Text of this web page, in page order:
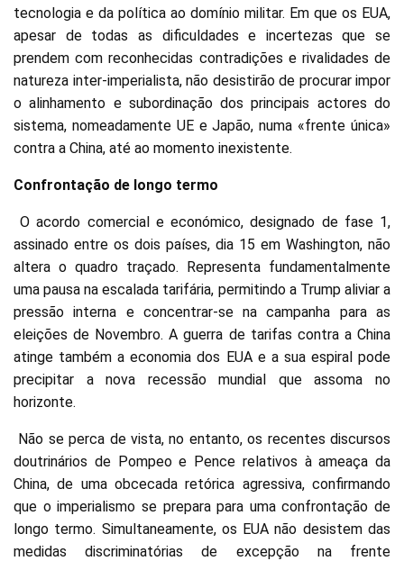
tecnologia e da política ao domínio militar. Em que os EUA,
apesar de todas as dificuldades e incertezas que se
prendem com reconhecidas contradições e rivalidades de
natureza inter-imperialista, não desistirão de procurar impor
o alinhamento e subordinação dos principais actores do
sistema, nomeadamente UE e Japão, numa «frente única»
contra a China, até ao momento inexistente.
Confrontação de longo termo
O acordo comercial e económico, designado de fase 1,
assinado entre os dois países, dia 15 em Washington, não
altera o quadro traçado. Representa fundamentalmente
uma pausa na escalada tarifária, permitindo a Trump aliviar a
pressão interna e concentrar-se na campanha para as
eleições de Novembro. A guerra de tarifas contra a China
atinge também a economia dos EUA e a sua espiral pode
precipitar a nova recessão mundial que assoma no
horizonte.
Não se perca de vista, no entanto, os recentes discursos
doutrinários de Pompeo e Pence relativos à ameaça da
China, de uma obcecada retórica agressiva, confirmando
que o imperialismo se prepara para uma confrontação de
longo termo. Simultaneamente, os EUA não desistem das
medidas discriminatórias de excepção na frente